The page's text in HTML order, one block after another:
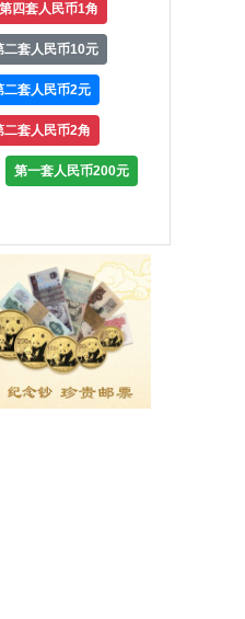
第四套人民币1角
二套人民币10元
二套人民币2元
二套人民币2角
第一套人民币200元